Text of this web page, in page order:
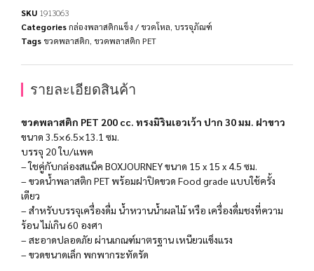
SKU 1913063
Categoriesกล่องพลาสติกแข็ง / ขวดโหล บรรจุภัณฑ์
Tags ขวดพลาสติก ขวดพลาสติก PET
รายละเอียดสินค้า
ขวดพลาสติก PET 200 cc. ทรงมิรินเอวเว้า ปาก 30 มม. ฝาขาว
ขนาด 3.5×6.5×13.1 ซม.
บรรจุ 20 ใบ/แพค
– ใชคู่กับกล่องสแน็ค BOXJOURNEY ขนาด 15 x 15 x 4.5 ซม.
– ขวดน้ำพลาสติก PET พร้อมฝาปิดขวด Food grade แบบใช้ครั้ง
เดียว
– สำหรับบรรจุเครื่องดื่ม น้ำหวานน้ำผลไม้ หรือ เครื่องดื่มชงที่ความ
ร้อน ไม่เกิน 60 องศา
– สะอาดปลอดภัย ผ่านเกณฑ์มาตรฐาน เหนียวแข็งแรง
– ขวดขนาดเล็ก พกพากระทัดรัด